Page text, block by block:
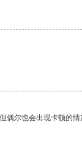
偶尔也会出现卡顿的情